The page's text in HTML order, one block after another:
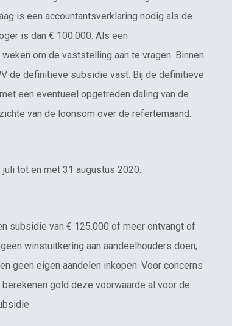
is een accountantsverklaring nodig als de
is dan € 100.000. Als een
om de vaststelling aan te vragen. Binnen
de definitieve subsidie vast. Bij de definitieve
een eventueel opgetreden daling van de
van de loonsom over de refertemaand.
juli tot en met 31 augustus 2020.
subsidie van € 125.000 of meer ontvangt of
winstuitkering aan aandeelhouders doen,
geen eigen aandelen inkopen. Voor concerns
gold deze voorwaarde al voor de